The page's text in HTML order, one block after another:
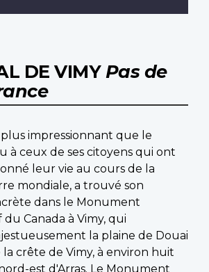
DE VIMY Pas de
impressionnant que le
à ceux de ses citoyens qui ont
leur vie au cours de la
mondiale, a trouvé son
dans le Monument
Canada à Vimy, qui
la plaine de Douai
crête de Vimy, à environ huit
est d'Arras. Le Monument